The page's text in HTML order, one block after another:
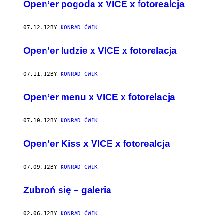
AUTHOR
Open’er pogoda x VICE x fotorealcja
07.12.12 BY KONRAD ĆWIK
Open’er ludzie x VICE x fotorelacja
07.11.12 BY KONRAD ĆWIK
Open’er menu x VICE x fotorelacja
07.10.12 BY KONRAD ĆWIK
Open’er Kiss x VICE x fotorealcja
07.09.12 BY KONRAD ĆWIK
Żubroń się – galeria
02.06.12 BY KONRAD ĆWIK